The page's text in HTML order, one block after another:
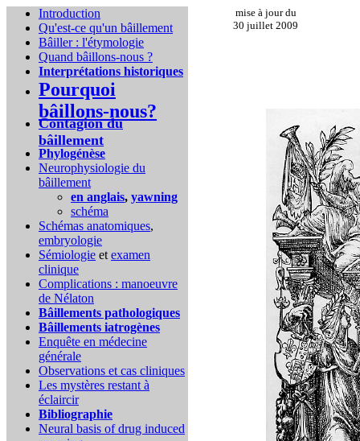
Introduction
Qu'est-ce qu'un bâillement
Bâiller : l'étymologie
Quand bâillons-nous ?
Interprétations historiques
Pourquoi
bâillons-nous?
Contagion du
bâillement
Phylogénèse
Neurophysiologie du
bâillement
en anglais, yawning
schéma
Schémas anatomiques,
embryologie
Sémiologie et examen
clinique
Complications : manoeuvre
de Nélaton
Bâillements pathologiques
Bâillements iatrogènes
Enquête en médecine
générale
Observations et cas cliniques
Les mystères restant à
éclaircir
Bibliographie
Neural basis of drug induced
mise à jour du
30 juillet 2009